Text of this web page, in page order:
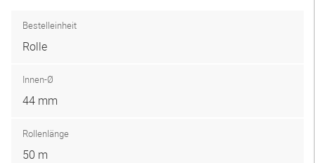
Bestelleinheit
Rolle
Innen-Ø
44 mm
Rollenlänge
50 m